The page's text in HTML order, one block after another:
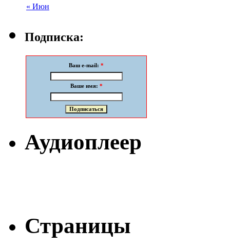
« Июн
Подписка:
Ваш e-mail: *
Ваше имя: *
Аудиоплеер
Страницы